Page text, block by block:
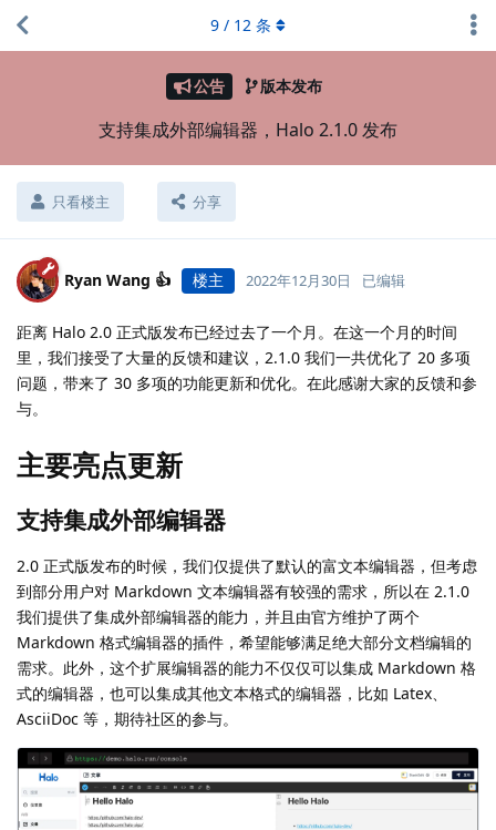
公告 版本发布
支持集成外部编辑器，Halo 2.1.0 发布
只看楼主 分享
9 / 12 条
Ryan Wang 👍 楼主 2022年12月30日 已编辑
距离 Halo 2.0 正式版发布已经过去了一个月。在这一个月的时间
里，我们接受了大量的反馈和建议，2.1.0 我们一共优化了 20 多项
问题，带来了 30 多项的功能更新和优化。在此感谢大家的反馈和参
与。
主要亮点更新
支持集成外部编辑器
2.0 正式版发布的时候，我们仅提供了默认的富文本编辑器，但考虑
到部分用户对 Markdown 文本编辑器有较强的需求，所以在 2.1.0
我们提供了集成外部编辑器的能力，并且由官方维护了两个
Markdown 格式编辑器的插件，希望能够满足绝大部分文档编辑的
需求。此外，这个扩展编辑器的能力不仅仅可以集成 Markdown 格
式的编辑器，也可以集成其他文本格式的编辑器，比如 Latex、
AsciiDoc 等，期待社区的参与。